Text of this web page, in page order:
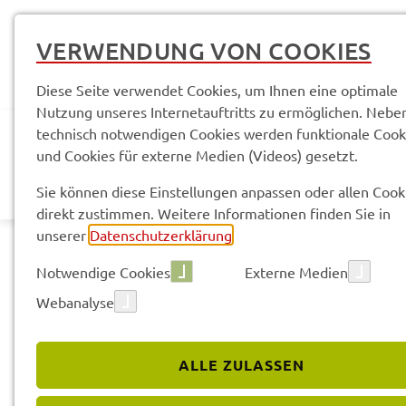
AKTUELLES
VERWENDUNG VON COOKIES
Diese Seite verwendet Cookies, um Ihnen eine optimale
Nutzung unseres Internetauftritts zu ermöglichen.
technisch notwendigen Cookies werden funktionale
und Cookies für externe Medien (Videos) gesetzt.
Sie können diese Einstellungen anpassen oder allen
direkt zustimmen. Weitere Informationen finden Sie in
unserer Datenschutzerklärung
Notwendige Cookies
Externe Medien
Webanalyse
ALLE ZULASSEN